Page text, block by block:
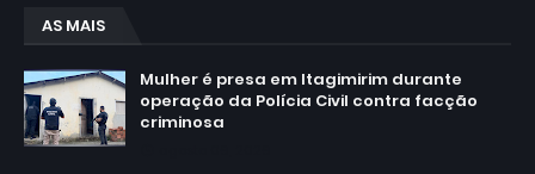
AS MAIS
Mulher é presa em Itagimirim durante
operação da Polícia Civil contra facção
criminosa